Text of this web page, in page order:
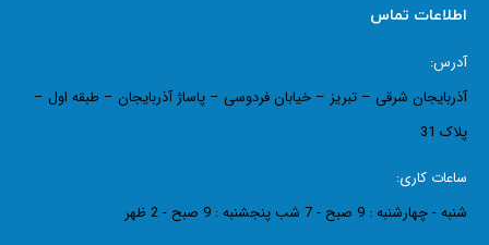
اطلاعات تماس
آدرس:
آذربایجان شرقی – تبریز – خیابان فردوسی – پاساژ آذربایجان – طبقه اول –
پلاک 31
ساعات کاری:
شنبه - چهارشنبه : 9 صبح - 7 شب پنجشنبه : 9 صبح - 2 ظهر